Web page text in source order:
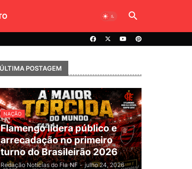
ÚLTIMA POSTAGEM
NAÇÃO
Flamengo lidera público e
arrecadação no primeiro
turno do Brasileirão 2026
Redação Notícias do Fla NF - julho 24, 2026